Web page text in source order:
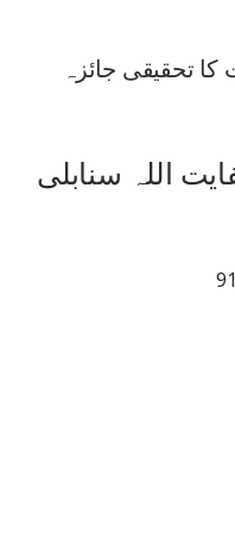
کا تحقیقی جائزہ
اللہ سنابلی